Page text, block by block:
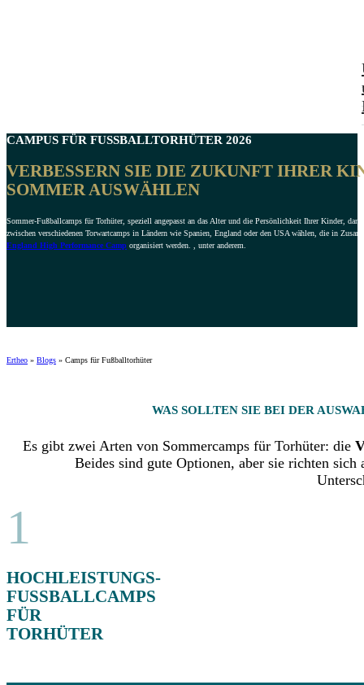
CAMPUS FÜR FUSSBALLTORHÜTER 2026
VERBESSERN SIE DIE ZUKUNFT IHRER
SOMMER AUSWÄHLEN
Sommer-Fußballcamps für Torhüter, speziell angepasst an das Alter und die Persönlichkeit Ihrer Kinder,
zwischen verschiedenen Torwartcamps in Ländern wie Spanien, England oder den USA wählen, die in
England High Performance Camp organisiert werden. , unter anderem.
Ertheo » Blogs » Camps für Fußballtorhüter
WAS SOLLTEN SIE BEI DER
Es gibt zwei Arten von Sommercamps für Torhüter: die
Beides sind gute Optionen, aber sie richten
1
HOCHLEISTUNGS-
FUSSBALLCAMPS F
ÜR T
ORHÜTER